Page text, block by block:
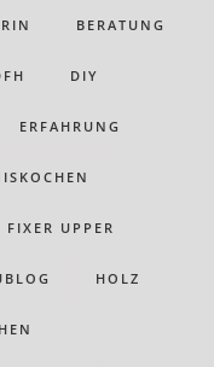
BERATUNG
DIY
ERFAHRUNG
FIXER UPPER
HOLZ